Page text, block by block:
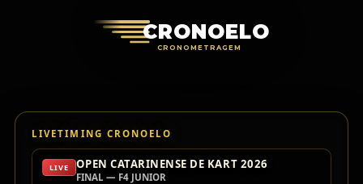
CRONOELO
CRONOMETRAGEM
LIVETIMING CRONOELO
LIVE OPEN CATARINENSE DE KART 2026
FINAL — F4 JUNIOR